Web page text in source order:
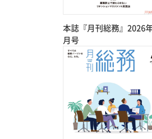
本誌『月刊総務』2026
月号